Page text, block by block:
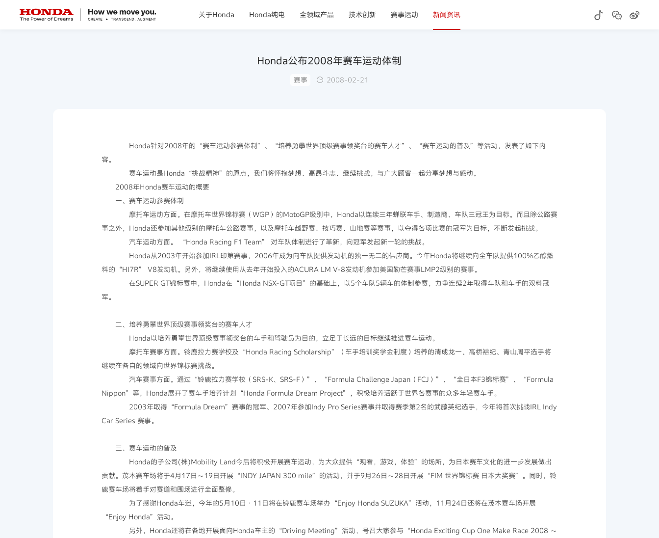
关于Honda Honda纯电 全领域产品 技术创新 赛事运动 新闻资讯
Honda公布2008年赛车运动体制
赛事 2008-02-21
Honda针对2008年的“赛车运动参赛体制”、“培养勇攀世界顶级赛事领奖台的赛车人才”、“赛车运动的普及”等活动，发表了如下内
容。
赛车运动是Honda“挑战精神”的原点，我们将怀抱梦想、高昂斗志、继续挑战，与广大顾客一起分享梦想与感动。
2008年Honda赛车运动的概要
一、赛车运动参赛体制
摩托车运动方面。在摩托车世界锦标赛（WGP）的MotoGP级别中，Honda以连续三年蝉联车手、制造商、车队三冠王为目标。而且除公路赛
事之外，Honda还参加其他级别的摩托车公路赛事，以及摩托车越野赛、技巧赛、山地赛等赛事，以夺得各项比赛的冠军为目标，不断发起挑战。
汽车运动方面。 “Honda Racing F1 Team” 对车队体制进行了革新，向冠军发起新一轮的挑战。
Honda从2003年开始参加IRL印第赛事，2006年成为向车队提供发动机的独一无二的供应商。今年Honda将继续向全车队提供100%乙醇燃
料的“HI7R” V8发动机。另外，将继续使用从去年开始投入的ACURA LM V-8发动机参加美国勒芒赛事LMP2级别的赛事。
在SUPER GT锦标赛中，Honda在“Honda NSX-GT项目”的基础上，以5个车队5辆车的体制参赛，力争连续2年取得车队和车手的双料冠
军。
二、培养勇攀世界顶级赛事领奖台的赛车人才
Honda以培养勇攀世界顶级赛事领奖台的车手和驾驶员为目的，立足于长远的目标继续推进赛车运动。
摩托车赛事方面。铃鹿拉力赛学校及“Honda Racing Scholarship”（车手培训奖学金制度）培养的清成龙一、高桥裕纪、青山周平选手将
继续在各自的领域向世界锦标赛挑战。
汽车赛事方面。通过“铃鹿拉力赛学校（SRS-K、SRS-F）”、“Formula Challenge Japan（FCJ）”、“全日本F3锦标赛”、“Formula
Nippon”等，Honda展开了赛车手培养计划“Honda Formula Dream Project”，积极培养活跃于世界各赛事的众多年轻赛车手。
2003年取得“Formula Dream”赛事的冠军、2007年参加Indy Pro Series赛事并取得赛季第2名的武藤英纪选手，今年将首次挑战IRL Indy
Car Series 赛事。
三、赛车运动的普及
Honda的子公司(株)Mobility Land今后将积极开展赛车运动，为大众提供“观看，游戏，体验”的场所，为日本赛车文化的进一步发展做出
贡献。茂木赛车场将于4月17日～19日开展“INDY JAPAN 300 mile”的活动，并于9月26日～28日开展“FIM 世界锦标赛 日本大奖赛”。同时，铃
鹿赛车场将着手对赛道和围场进行全面整修。
为了感谢Honda车迷，今年的5月10日·11日将在铃鹿赛车场举办“Enjoy Honda SUZUKA”活动，11月24日还将在茂木赛车场开展
“Enjoy Honda”活动。
另外，Honda还将在各地开展面向Honda车主的“Driving Meeting”活动，号召大家参与“Honda Exciting Cup One Make Race 2008 ～